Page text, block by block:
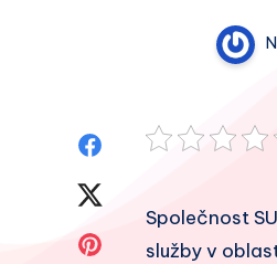
Sdílet
Facebook
Sdílet
Společnost
služby v